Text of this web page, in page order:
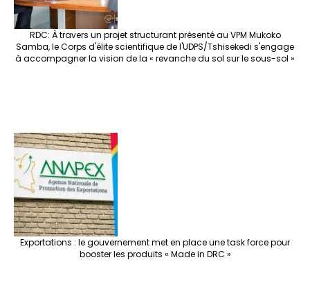
RDC: À travers un projet structurant présenté au VPM Mukoko
Samba, le Corps d'élite scientifique de l'UDPS/Tshisekedi s'engage
à accompagner la vision de la « revanche du sol sur le sous-sol »
Exportations : le gouvernement met en place une task force pour
booster les produits « Made in DRC »